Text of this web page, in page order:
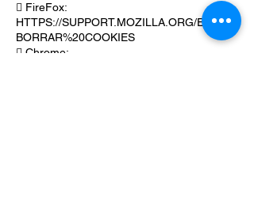
 FireFox:
HTTPS://SUPPORT.MOZILLA.ORG/ES/KB/
BORRAR%20COOKIES
 Chrome: